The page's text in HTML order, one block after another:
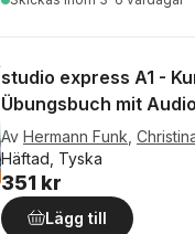
studio express A1 -
Übungsbuch mit
Av Hermann Funk
Häftad, Tyska
351 kr
Lägg till